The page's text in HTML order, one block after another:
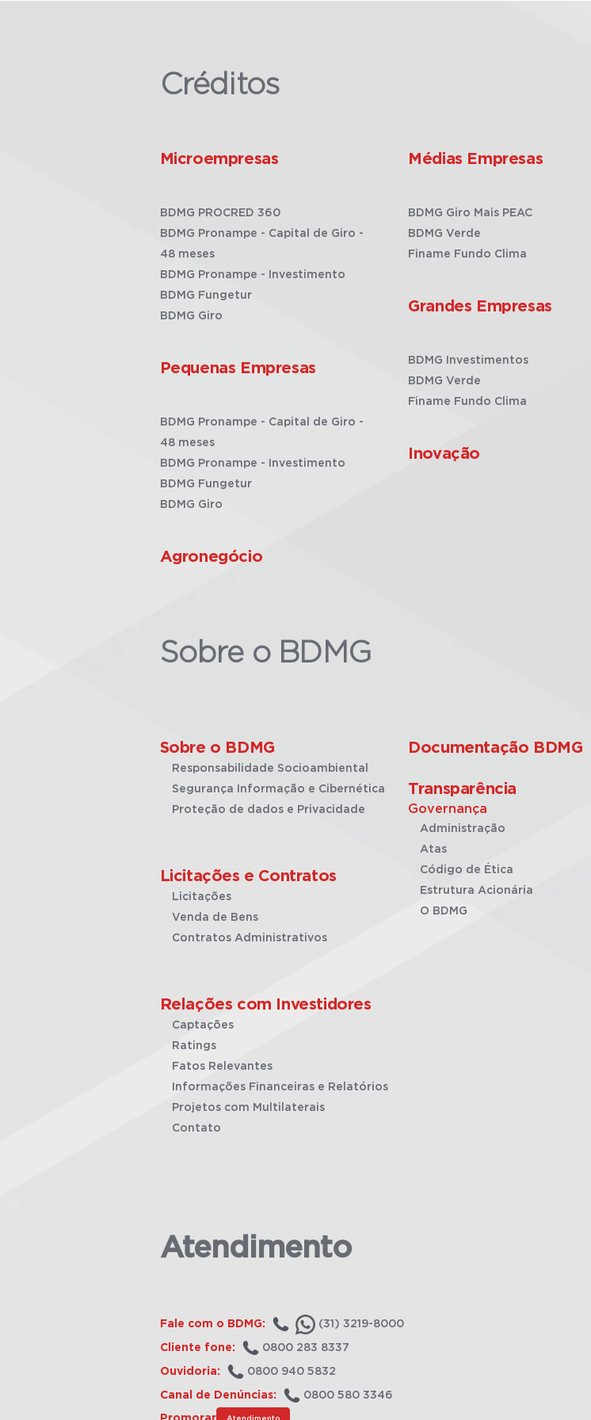
Créditos
Microempresas
BDMG PROCRED 360
BDMG Pronampe - Capital de Giro -
48 meses
BDMG Pronampe - Investimento
BDMG Fungetur
BDMG Giro
Pequenas Empresas
BDMG Pronampe - Capital de Giro -
48 meses
BDMG Pronampe - Investimento
BDMG Fungetur
BDMG Giro
Agronegócio
Médias Empresas
BDMG Giro Mais PEAC
BDMG Verde
Finame Fundo Clima
Grandes Empresas
BDMG Investimentos
BDMG Verde
Finame Fundo Clima
Inovação
Sobre o BDMG
Sobre o BDMG
Responsabilidade Socioambiental
Segurança Informação e Cibernética
Proteção de dados e Privacidade
Licitações e Contratos
Licitações
Venda de Bens
Contratos Administrativos
Relações com Investidores
Captações
Ratings
Fatos Relevantes
Informações Financeiras e Relatórios
Projetos com Multilaterais
Contato
Documentação BDMG
Transparência
Governança
Administração
Atas
Código de Ética
Estrutura Acionária
O BDMG
Atendimento
Fale com o BDMG: (31) 3219-8000
Cliente fone: 0800 283 8337
Ouvidoria: 0800 940 5832
Canal de Denúncias: 0800 580 3346
Atendimento